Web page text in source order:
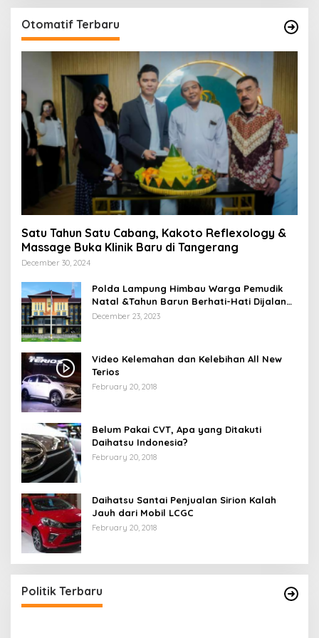
Otomatif Terbaru
Satu Tahun Satu Cabang, Kakoto Reflexology &
Massage Buka Klinik Baru di Tangerang
December 30, 2024
Polda Lampung Himbau Warga Pemudik
Natal &Tahun Barun Berhati-Hati Dijalan
Saat Melintas di -Titik Rawan Kecelakaan
December 23, 2023
Video Kelemahan dan Kelebihan All New
Terios
February 20, 2018
Belum Pakai CVT, Apa yang Ditakuti
Daihatsu Indonesia?
February 20, 2018
Daihatsu Santai Penjualan Sirion Kalah
Jauh dari Mobil LCGC
February 20, 2018
Politik Terbaru